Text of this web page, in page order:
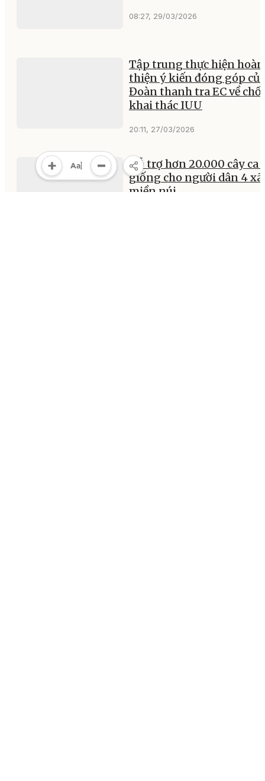
08:27, 29/03/2026
Tập trung thực hiện hoàn
thiện ý kiến đóng góp của
Đoàn thanh tra EC về
khai thác IUU
20:11, 27/03/2026
Hỗ trợ hơn 20.000 cây ca
giống cho người dân 4 xã
miền núi